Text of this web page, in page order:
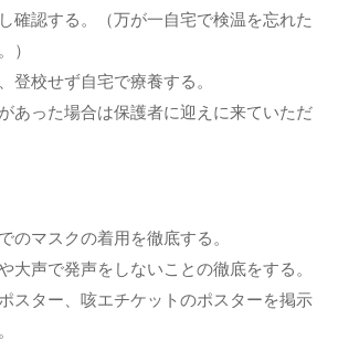
確認する。（万が一自宅で検温を忘れた
）
登校せず自宅で療養する。
あった場合は保護者に迎えに来ていただ
のマスクの着用を徹底する。
大声で発声をしないことの徹底をする。
スター、咳エチケットのポスターを掲示